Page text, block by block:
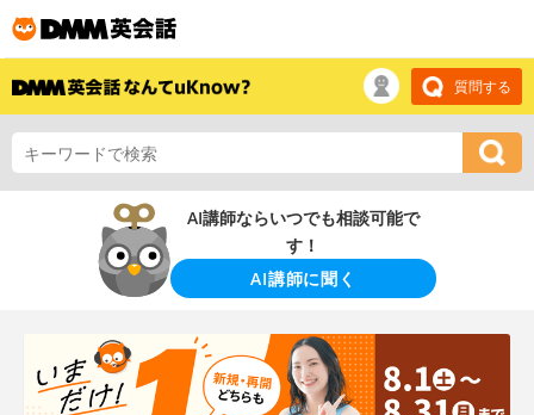
質問する
AI講師ならいつでも相談可能で
す！
AI講師に聞く